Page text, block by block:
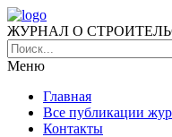
ЖУРНАЛ О
Меню
Главная
Все публикации
Контакты